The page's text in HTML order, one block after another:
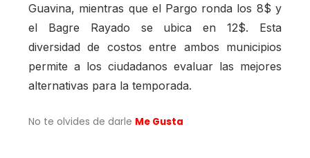
Guavina, mientras que el Pargo ronda los 8$ y
el Bagre Rayado se ubica en 12$. Esta
diversidad de costos entre ambos municipios
permite a los ciudadanos evaluar las mejores
alternativas para la temporada.
No te olvides de darle Me Gusta